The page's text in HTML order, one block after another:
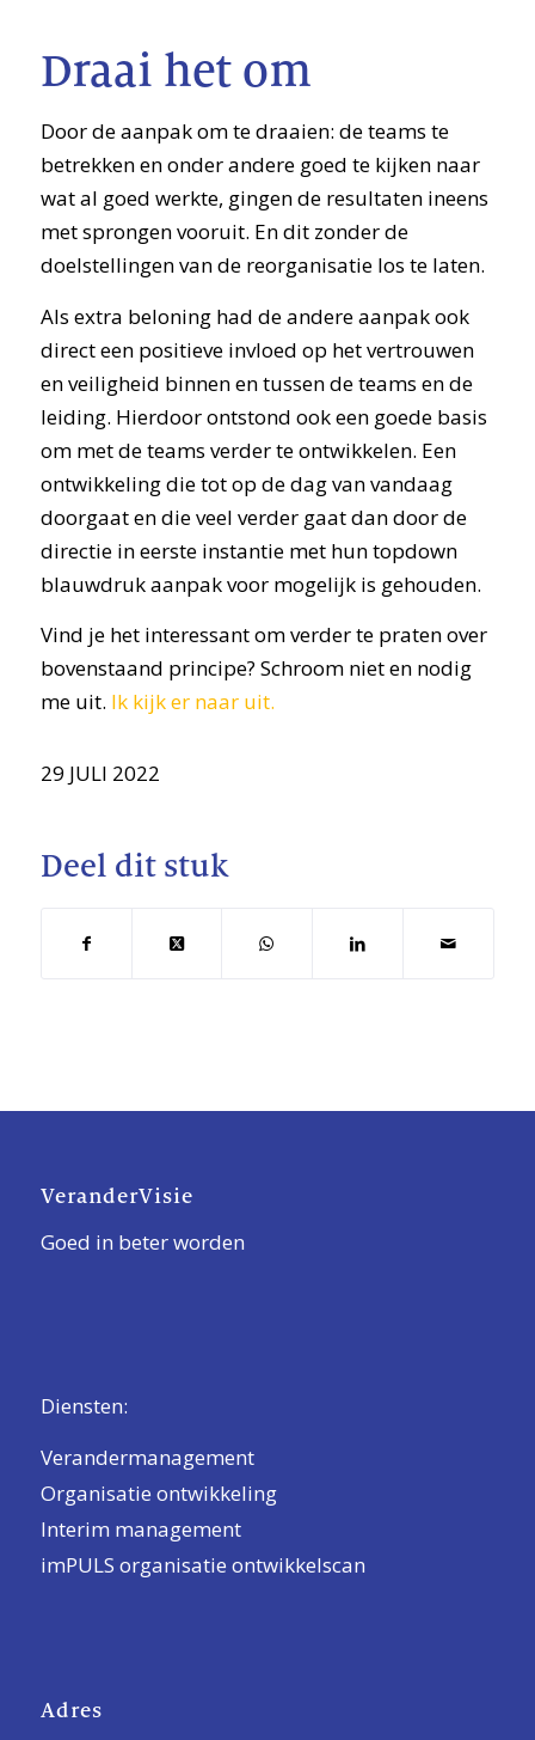
Draai het om
Door de aanpak om te draaien: de teams te
betrekken en onder andere goed te kijken naar
wat al goed werkte, gingen de resultaten ineens
met sprongen vooruit. En dit zonder de
doelstellingen van de reorganisatie los te laten.
Als extra beloning had de andere aanpak ook
direct een positieve invloed op het vertrouwen
en veiligheid binnen en tussen de teams en de
leiding. Hierdoor ontstond ook een goede basis
om met de teams verder te ontwikkelen. Een
ontwikkeling die tot op de dag van vandaag
doorgaat en die veel verder gaat dan door de
directie in eerste instantie met hun topdown
blauwdruk aanpak voor mogelijk is gehouden.
Vind je het interessant om verder te praten over
bovenstaand principe? Schroom niet en nodig
me uit. Ik kijk er naar uit.
29 JULI 2022
Deel dit stuk
VeranderVisie
Goed in beter worden
Diensten:
Verandermanagement
Organisatie ontwikkeling
Interim management
imPULS organisatie ontwikkelscan
Adres